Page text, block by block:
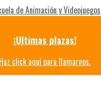
¡Ultimas plazas!
Haz click aquí para llamarnos.